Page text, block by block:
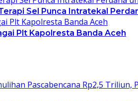
Sel Punca Intratekal
Plt Kapolresta Banda Aceh